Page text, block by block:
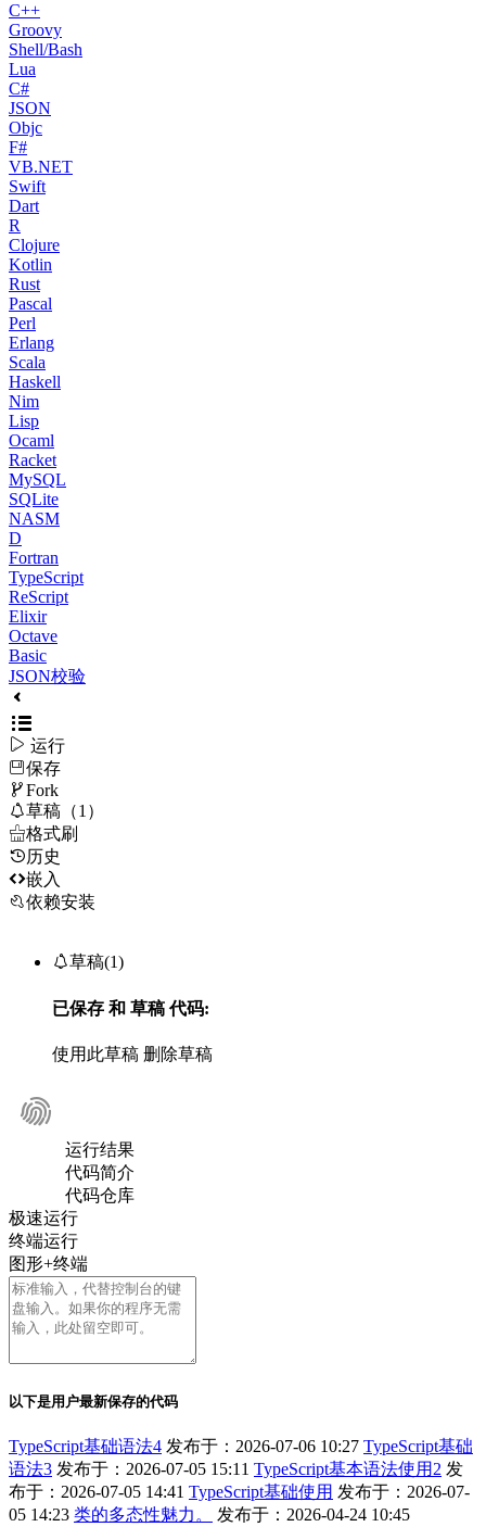
C++
Groovy
Shell/Bash
Lua
C#
JSON
Objc
F#
VB.NET
Swift
Dart
R
Clojure
Kotlin
Rust
Pascal
Perl
Erlang
Scala
Haskell
Nim
Lisp
Ocaml
Racket
MySQL
SQLite
NASM
D
Fortran
TypeScript
ReScript
Elixir
Octave
Basic
JSON校验
 运行
保存
Fork
草稿（1）
格式刷
历史
嵌入
依赖安装
草稿(1)
已保存 和 草稿代码:
使用此草稿 删除草稿
运行结果
代码简介
代码仓库
极速运行
终端运行
图形+终端
以下是用户最新保存的代码
TypeScript基础语法4 发布于：2026-07-06 10:27 TypeScript基础
语法3 发布于：2026-07-05 15:11 TypeScript基本语法使用2 发
布于：2026-07-05 14:41 TypeScript基础使用 发布于：2026-07-
05 14:23 类的多态性魅力。
发布于：2026-04-24 10:45